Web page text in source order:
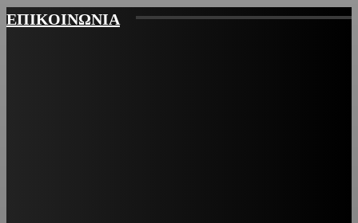
ΕΠΙΚΟΙΝΩΝΙΑ